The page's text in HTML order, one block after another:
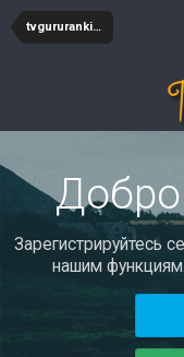
tvgururanking
Зарегистрируйтесь
нашим